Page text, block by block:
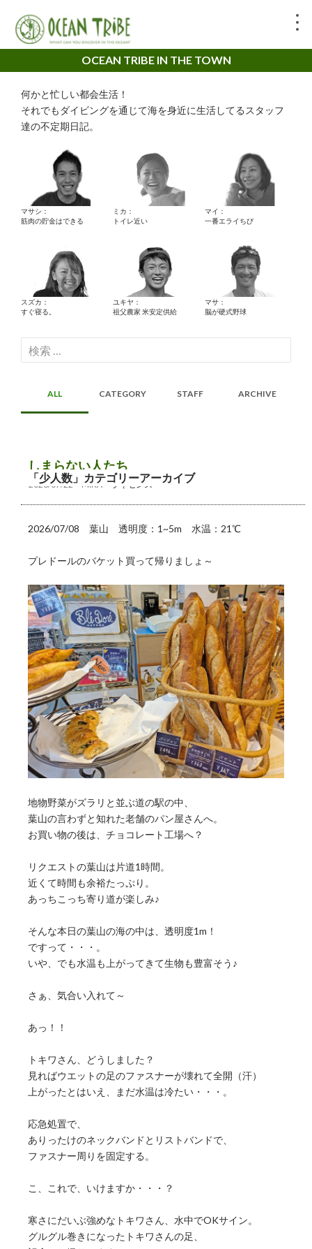
OCEAN TRIBE IN THE TOWN
何かと忙しい都会生活！
それでもダイビングを通じて海を身近に生活してるスタッフ
達の不定期日記。
マサシ：
筋肉の貯金はできる
ミカ：
トイレ近い
マイ：
一番エライちび
スズカ：
すぐ寝る。
ユキヤ：
祖父農家 米安定供給
マサ：
脳が硬式野球
検
索:
ALL CATEGORY STAFF ARCHIVE
「少人数」カテゴリーアーカイブ
しまらない人たち
2026/07/22 MIKA ライセンス
2026/07/08 葉山 透明度：1~5m 水温：21℃
プレドールのバケット買って帰りましょ～
地物野菜がズラリと並ぶ道の駅の中、
葉山の言わずと知れた老舗のパン屋さんへ。
お買い物の後は、チョコレート工場へ？
リクエストの葉山は片道1時間。
近くて時間も余裕たっぷり。
あっちこっち寄り道が楽しみ♪
そんな本日の葉山の海の中は、透明度1m！
ですって・・・。
いや、でも水温も上がってきて生物も豊富そう♪
さぁ、気合い入れて～
あっ！！
トキワさん、どうしました？
見ればウエットの足のファスナーが壊れて全開（汗）
上がったとはいえ、まだ水温は冷たい・・・。
応急処置で、
ありったけのネックバンドとリストバンドで、
ファスナー周りを固定する。
こ、これで、いけますか・・・？
寒さにだいぶ強めなトキワさん、水中でOKサイン。
グルグル巻きになったトキワさんの足、